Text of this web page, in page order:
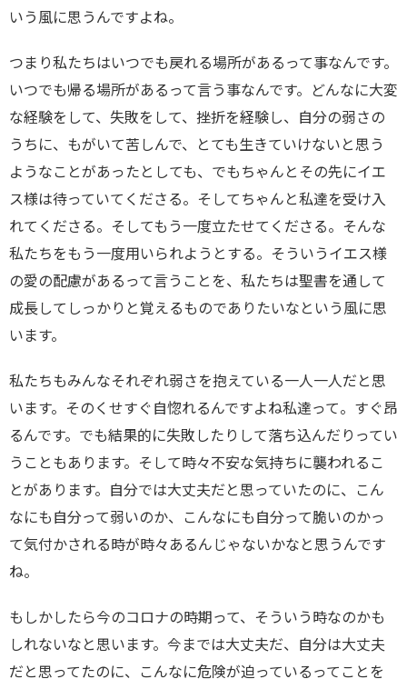
いう風に思うんですよね。
つまり私たちはいつでも戻れる場所があるって事なんです。
いつでも帰る場所があるって言う事なんです。どんなに大変
な経験をして、失敗をして、挫折を経験し、自分の弱さの
うちに、もがいて苦しんで、とても生きていけないと思う
ようなことがあったとしても、でもちゃんとその先にイエ
ス様は待っていてくださる。そしてちゃんと私達を受け入
れてくださる。そしてもう一度立たせてくださる。そんな
私たちをもう一度用いられようとする。そういうイエス様
の愛の配慮があるって言うことを、私たちは聖書を通して
成長してしっかりと覚えるものでありたいなという風に思
います。
私たちもみんなそれぞれ弱さを抱えている一人一人だと思
います。そのくせすぐ自惚れるんですよね私達って。すぐ昂
るんです。でも結果的に失敗したりして落ち込んだりってい
うこともあります。そして時々不安な気持ちに襲われるこ
とがあります。自分では大丈夫だと思っていたのに、こん
なにも自分って弱いのか、こんなにも自分って脆いのかっ
て気付かされる時が時々あるんじゃないかなと思うんです
ね。
もしかしたら今のコロナの時期って、そういう時なのかも
しれないなと思います。今までは大丈夫だ、自分は大丈夫
だと思ってたのに、こんなに危険が迫っているってことを